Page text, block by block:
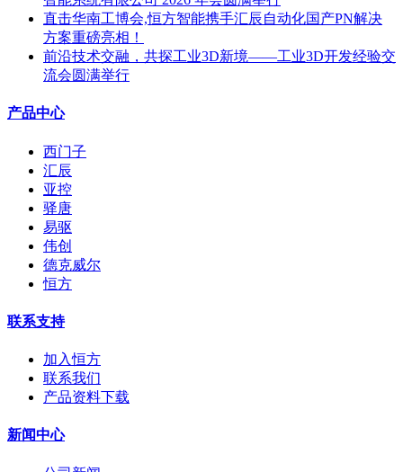
直击华南工博会,恒方智能携手汇辰自动化国产PN解决
方案重磅亮相！
前沿技术交融，共探工业3D新境——工业3D开发经验交
流会圆满举行
产品中心
西门子
汇辰
亚控
驿唐
易驱
伟创
德克威尔
恒方
联系支持
加入恒方
联系我们
产品资料下载
新闻中心